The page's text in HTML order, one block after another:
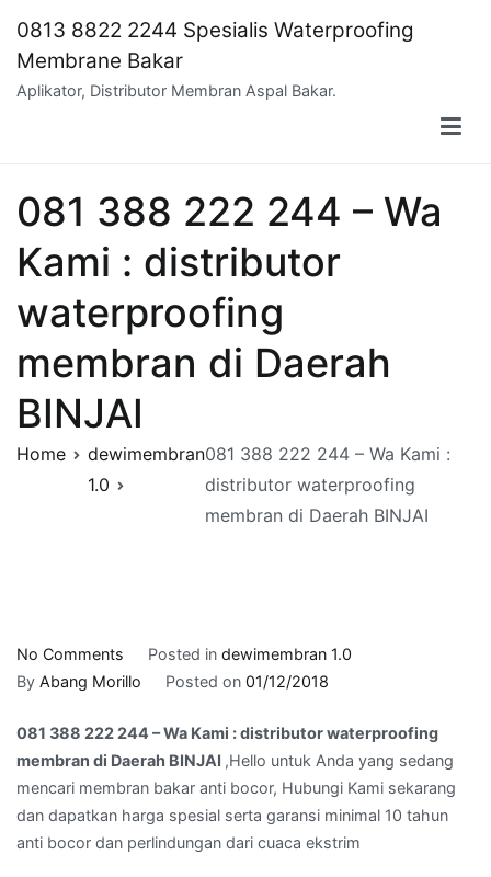
content
0813 8822 2244 Spesialis Waterproofing
Membrane Bakar
Aplikator, Distributor Membran Aspal Bakar.
081 388 222 244 – Wa
Kami : distributor
waterproofing
membran di Daerah
BINJAI
Home
dewimembran
1.0
081 388 222 244 – Wa Kami :
distributor waterproofing
membran di Daerah BINJAI
No Comments
081
222
244
–
Wa
Kami
Posted in dewimembran 1.0
By Abang Morillo Posted on 01/12/2018
081 388 222 244 – Wa Kami : distributor waterproofing
membran di Daerah BINJAI ,Hello untuk Anda yang sedang
mencari membran bakar anti bocor, Hubungi Kami sekarang
dan dapatkan harga spesial serta garansi minimal 10 tahun
anti bocor dan perlindungan dari cuaca ekstrim